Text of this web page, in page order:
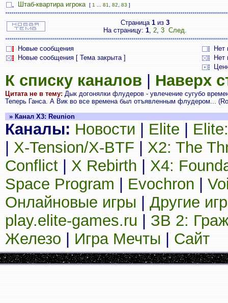
Штаб-квартира игрока [ 1 81 82 83 ]
Страница 1 из 3
На страницу: 1, 2, 3 След.
Новые сообщения
Нет
Новые сообщения [ Тема закрыта ]
Нет
К списку каналов Наверх
Цитата не в тему: Дык догонялки флудеров - увлечение сугубо
Теперь Ганса. А Вик во все времена был отъявленным флудером...
» Канал X3: Reunion
Каналы: Новости Elite
X-Tension/X-BTF
X2: The
Conflict
X Rebirth
X4:
Space Program
Evochron
Онлайновые игры
Другие
play.elite-games.ru
ЗВ 2:
Железо
Игра Мечты Сайт